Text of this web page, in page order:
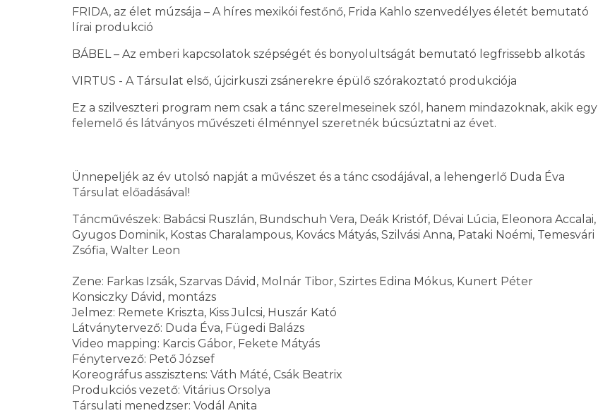
FRIDA, az élet múzsája – A híres mexikói festőnő, Frida Kahlo szenvedélyes életét bemutató
lírai produkció
BÁBEL – Az emberi kapcsolatok szépségét és bonyolultságát bemutató legfrissebb alkotás
VIRTUS - A Társulat első, újcirkuszi zsánerekre épülő szórakoztató produkciója
Ez a szilveszteri program nem csak a tánc szerelmeseinek szól, hanem mindazoknak, akik egy
felemelő és látványos művészeti élménnyel szeretnék búcsúztatni az évet.
Ünnepeljék az év utolsó napját a művészet és a tánc csodájával, a lehengerlő Duda Éva
Társulat előadásával!
Táncművészek: Babácsi Ruszlán, Bundschuh Vera, Deák Kristóf, Dévai Lúcia, Eleonora Accalai,
Gyugos Dominik, Kostas Charalampous, Kovács Mátyás, Szilvási Anna, Pataki Noémi, Temesvári
Zsófia, Walter Leon
Zene: Farkas Izsák, Szarvas Dávid, Molnár Tibor, Szirtes Edina Mókus, Kunert Péter
Konsiczky Dávid, montázs
Jelmez: Remete Kriszta, Kiss Julcsi, Huszár Kató
Látványtervező: Duda Éva, Fügedi Balázs
Video mapping: Karcis Gábor, Fekete Mátyás
Fénytervező: Pető József
Koreográfus asszisztens: Váth Máté, Csák Beatrix
Produkciós vezető: Vitárius Orsolya
Társulati menedzser: Vodál Anita